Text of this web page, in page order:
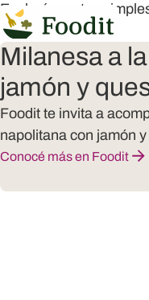
Explorá recetas
mejor tus vinos
Milanesa a
jamón y
Foodit te invita a
napolitana con jamón
Conocé más en Foodit